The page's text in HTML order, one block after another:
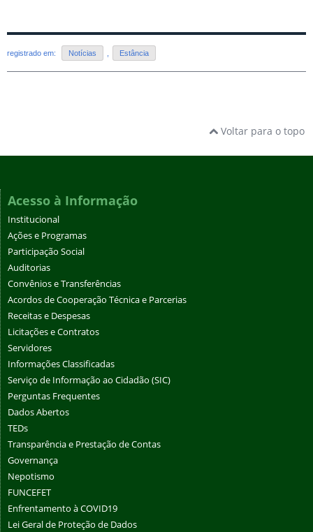
registrado em: Notícias Estância
Voltar para o topo
Acesso à Informação
Institucional
Ações e Programas
Participação Social
Auditorias
Convênios e Transferências
Acordos de Cooperação Técnica e Parcerias
Receitas e Despesas
Licitações e Contratos
Servidores
Informações Classificadas
Serviço de Informação ao Cidadão (SIC)
Perguntas Frequentes
Dados Abertos
TEDs
Transparência e Prestação de Contas
Governança
Nepotismo
FUNCEFET
Enfrentamento à COVID19
Lei Geral de Proteção de Dados